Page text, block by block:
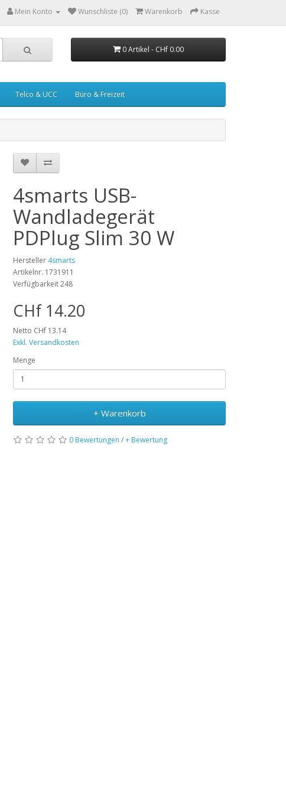
Mein Konto Wunschliste (0) Warenkorb Kasse
0 Artikel - CHf 0.00
Telco & UCC Büro & Freizeit
4smarts USB-
Wandladegerät
PDPlug Slim 30 W
Hersteller 4smarts
Artikelnr. 1731911
Verfügbarkeit 248
CHf 14.20
Netto CHf 13.14
Exkl. Versandkosten
Menge
+ Warenkorb
0 Bewertungen /+ Bewertung